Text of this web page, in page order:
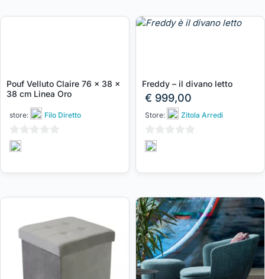
Pouf Velluto Claire 76 x 38 x
38 cm Linea Oro
store: Filo Diretto
0
5
Freddy – il divano letto
€ 999,00
Store: Zitola Arredi
0
5